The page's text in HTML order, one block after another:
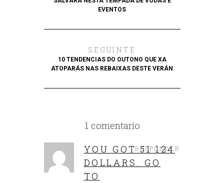
EVENTOS
SEGUINTE
10 TENDENCIAS DO OUTONO QUE XA
ATOPARÁS NAS REBAIXAS DESTE VERÁN
1 comentario
YOU GOT 51 124
DOLLARS. GО
TО
RESPONDER